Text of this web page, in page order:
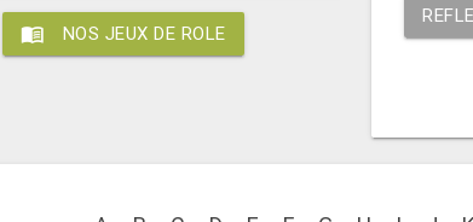
menu_book NOS JEUX DE ROLE